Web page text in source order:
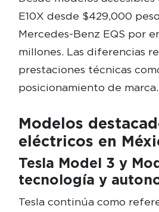
E10X desde $429,000
Mercedes-Benz EQS por
millones. Las diferencias
prestaciones técnicas
posicionamiento de marca.
Modelos
eléctricos en
Tesla Model 3 y
tecnología y
Tesla continúa como